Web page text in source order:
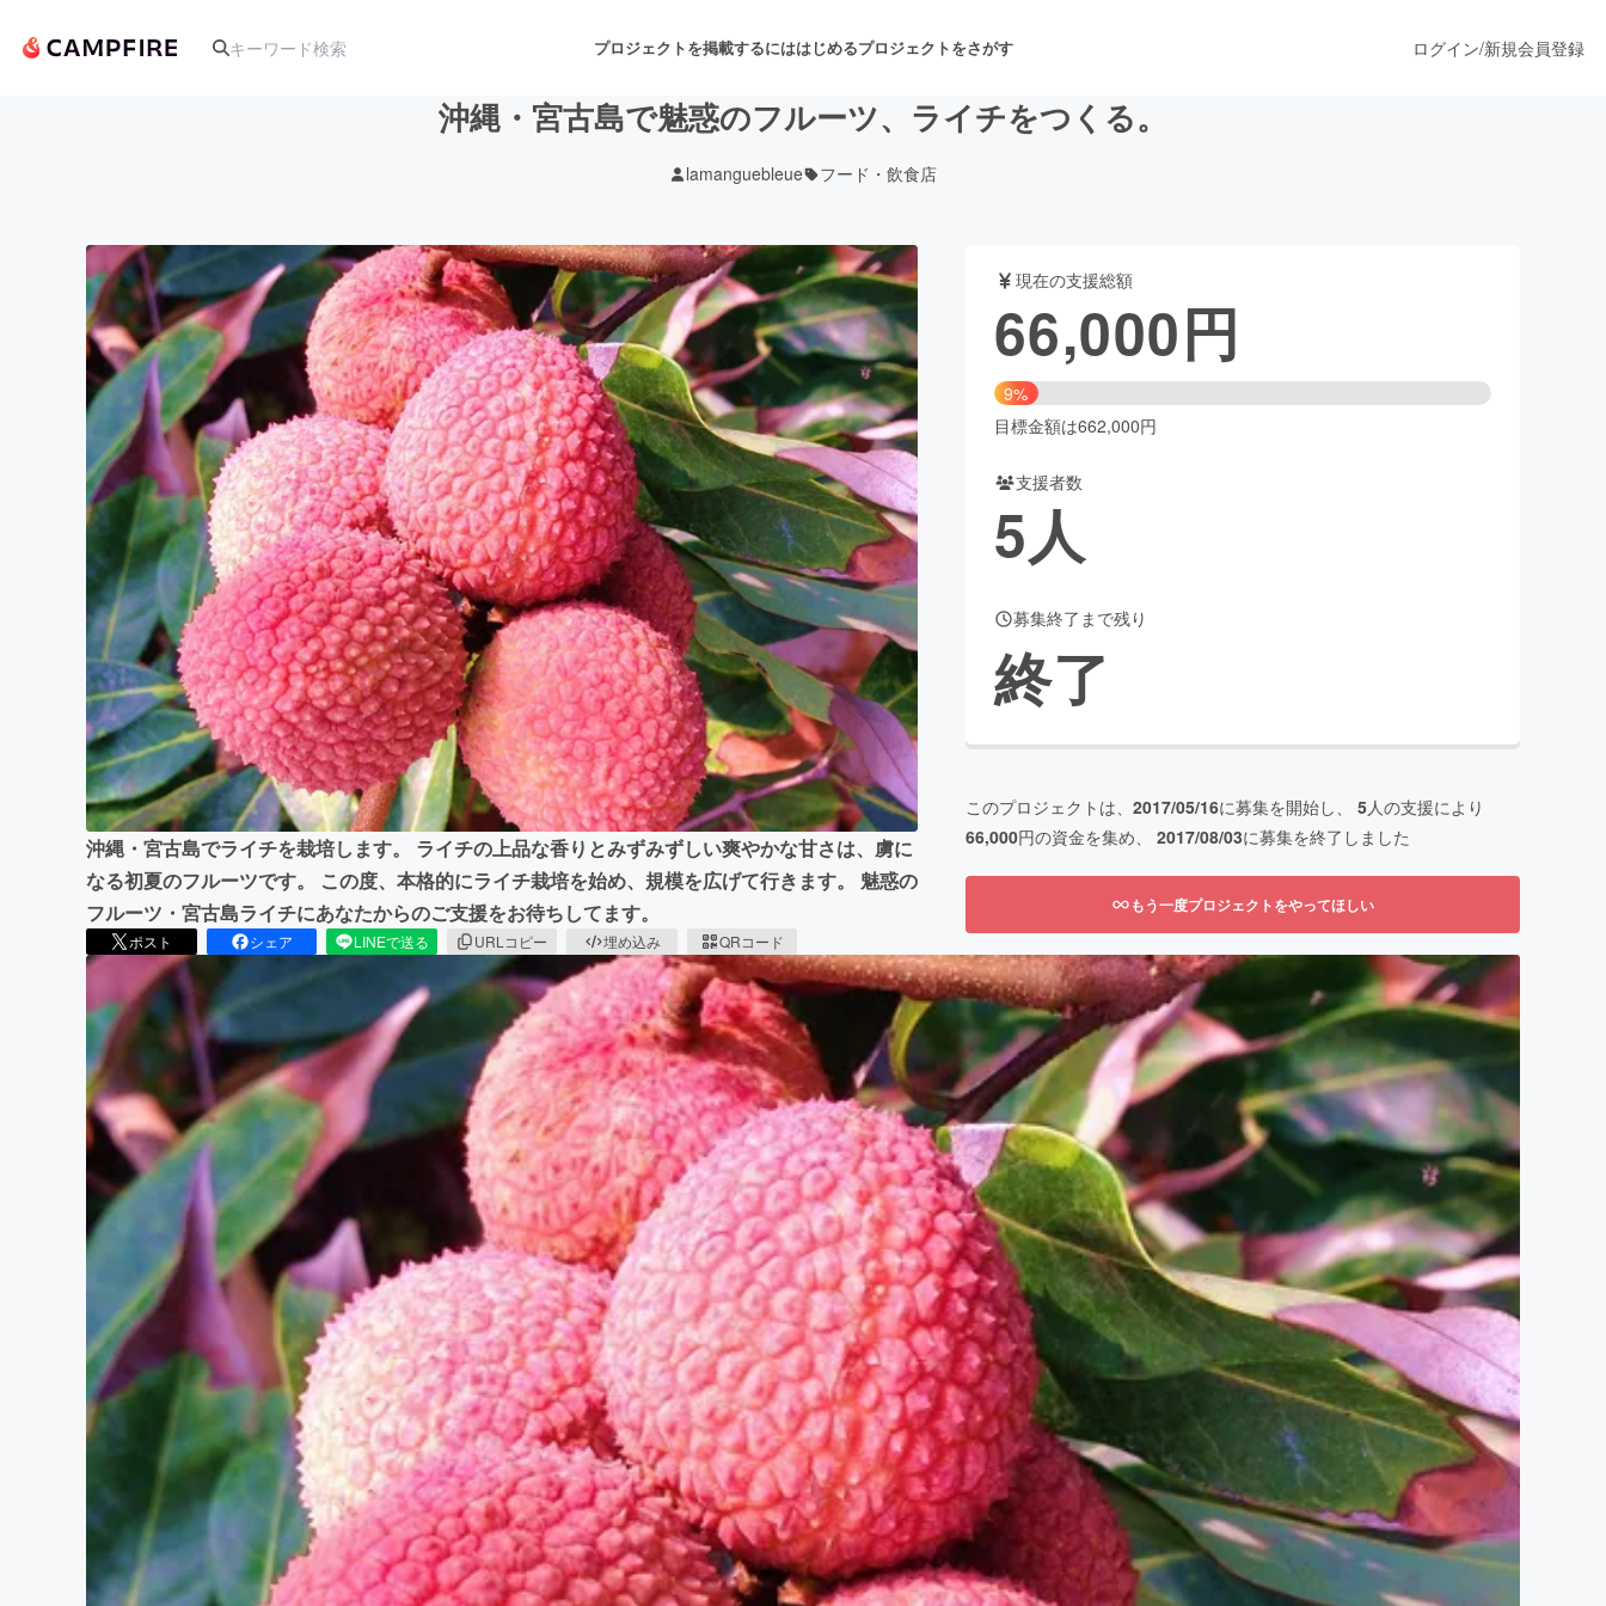
プロジェクトを掲載するにははじめるプロジェクトをさがす
アート・写真 音楽 舞台・パフォーマンス
テクノロジー・ガジェット ゲーム・サービス開発 フード・飲食店 ファッション
映像・映画 書籍・雑誌出版 アニメ・漫画
ビジネス・起業 チャレンジ ビューティー・ヘルスケア
まちづくり・地域活性化
CAMPFIRE for Social GoodCAMPFIRE Creation
CAMPFIREふるさと納税machi-ya コミュニティ
ログイン/新規会員登録
沖縄・宮古島で魅惑のフルーツ、ライチをつくる。
lamanguebleue フード・飲食店
沖縄・宮古島でライチを栽培します。 ライチの上品な香りとみずみずしい爽やかな甘さは、虜に
なる初夏のフルーツです。 この度、本格的にライチ栽培を始め、規模を広げて行きます。 魅惑の
フルーツ・宮古島ライチにあなたからのご支援をお待ちしてます。
ポスト シェア LINEで送る URLコピー 埋め込み QRコード
現在の支援総額
66,000円
9%
目標金額は662,000円
支援者数
5人
募集終了まで残り
終了
このプロジェクトは、 2017/05/16に募集を開始し、 5人の支援により
66,000円の資金を集め、 2017/08/03に募集を終了しました
もう一度プロジェクトをやってほしい